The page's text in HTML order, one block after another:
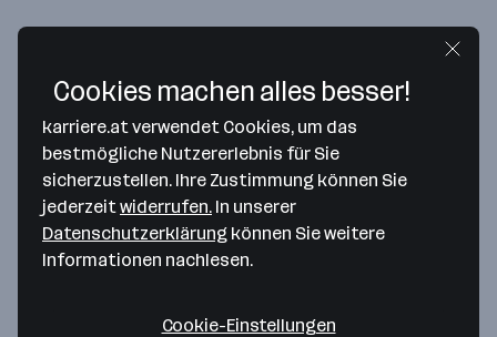
REKORD Fenster St. Valentin
Cookies machen alles besser!
karriere.at verwendet Cookies, um das
bestmögliche Nutzererlebnis für Sie
sicherzustellen. Ihre Zustimmung können Sie
jederzeitwiderrufen. In unserer
Datenschutzerklärung können Sie weitere
Informationen nachlesen.
Cookie-Einstellungen